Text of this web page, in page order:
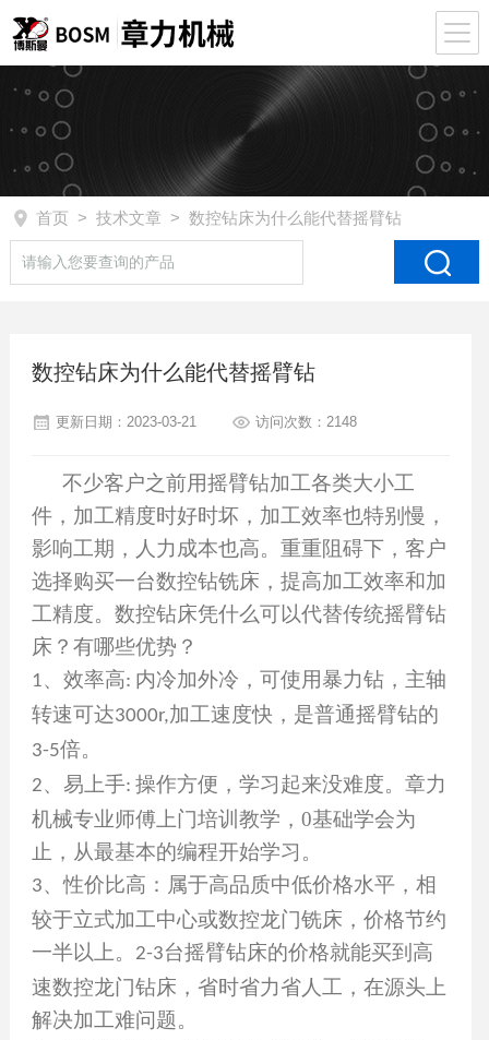
首页 > 技术文章 > 数控钻床为什么能代替摇臂钻
数控钻床为什么能代替摇臂钻
更新日期：2023-03-21 访问次数：2148
不少客户之前用摇臂钻加工各类大小工
件，加工精度时好时坏，加工效率也特别慢，
影响工期，人力成本也高。重重阻碍下，客户
选择购买一台数控钻铣床，提高加工效率和加
工精度。数控钻床凭什么可以代替传统摇臂钻
床？有哪些优势？
1、 效率高: 内冷加外冷，可使用暴力钻，主轴
转速可达3000r,加工速度快，是普通摇臂钻的
3-5倍。
2、易上手: 操作方便，学习起来没难度。章力
机械专业师傅上门培训教学，0基础学会为
止，从最基本的编程开始学习。
3、性价比高：属于高品质中低价格水平，相
较于立式加工中心或数控龙门铣床，价格节约
一半以上。
2-3台摇臂钻床的价格就能买到高
速数控龙门钻床，省时省力省人工，在源头上
解决加工难问题。